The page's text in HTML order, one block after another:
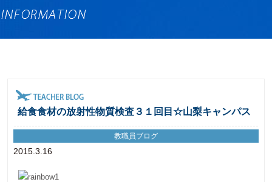
給食食材の放射性物質検査３１回目☆山梨キャンパス
2015.3.16
教職員ブログ